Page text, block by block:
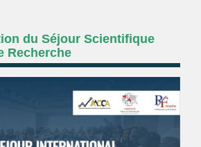
du Séjour Scientifique
Recherche